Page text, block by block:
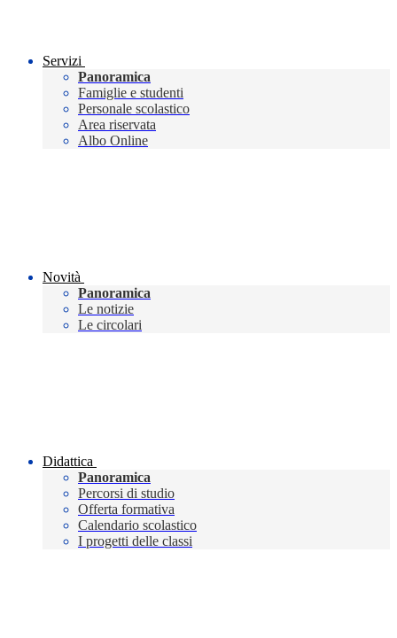
Servizi
Panoramica
Famiglie e studenti
Personale scolastico
Area riservata
Albo Online
Novità
Panoramica
Le notizie
Le circolari
Didattica
Panoramica
Percorsi di studio
Offerta formativa
Calendario scolastico
I progetti delle classi